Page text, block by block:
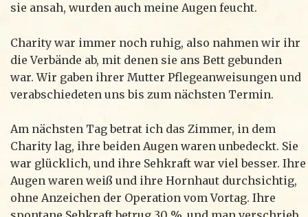
sie ansah, wurden auch meine Augen feucht.
Charity war immer noch ruhig, also nahmen wir ihr
die Verbände ab, mit denen sie ans Bett gebunden
war. Wir gaben ihrer Mutter Pflegeanweisungen und
verabschiedeten uns bis zum nächsten Termin.
Am nächsten Tag betrat ich das Zimmer, in dem
Charity lag, ihre beiden Augen waren unbedeckt. Sie
war glücklich, und ihre Sehkraft war viel besser. Ihre
Augen waren weiß und ihre Hornhaut durchsichtig,
ohne Anzeichen der Operation vom Vortag. Ihre